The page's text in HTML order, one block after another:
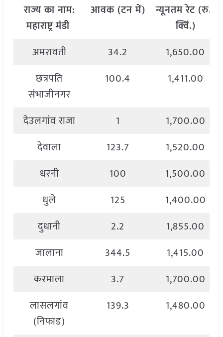
राज्यकानाम:
महाराष्ट्र मंडी
आवक (टनमें) न्यूनतमरेट (रु./
क्विं.)
अमरावती
34.2
1,650.00
छत्रपति
संभाजीनगर
100.4 1,411.00
देउलगांव राजा 1
1,700.00
देवाला
123.7
1,520.00
धरनी
100
1,500.00
धुले
125
1,400.00
दुधानी
2.2
1,855.00
जालाना
344.5
1,415.00
करमाला
3.7
1,700.00
लासलगांव
(निफाड)
139.3 1,480.00